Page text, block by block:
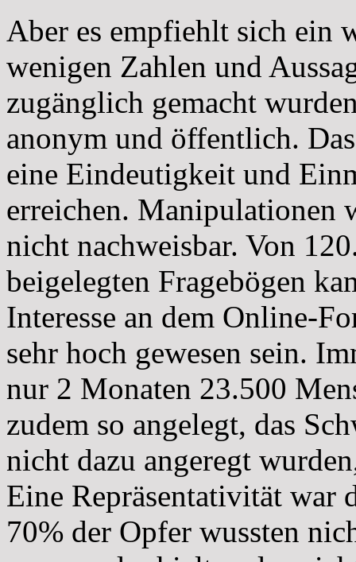
Aber es empfiehlt sich ein
wenigen Zahlen und
zugänglich gemacht
anonym und öffentlich.
eine Eindeutigkeit und
erreichen. Manipulationen
nicht nachweisbar. Von
beigelegten Fragebögen
Interesse an dem Online-
sehr hoch gewesen sein.
nur 2 Monaten 23.500
zudem so angelegt, das
nicht dazu angeregt
Eine Repräsentativität war
70% der Opfer wussten